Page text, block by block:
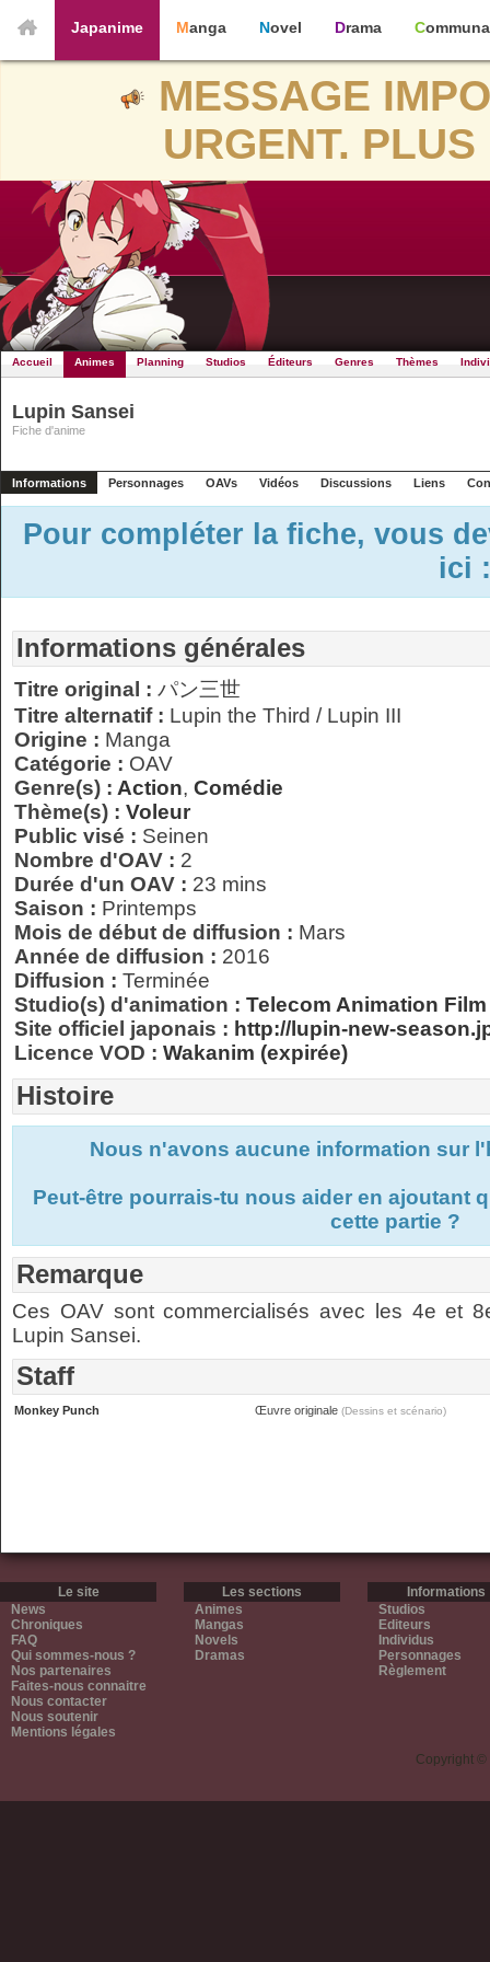
Japanime Manga Novel Drama
MESSAGE
URGENT.
Accueil Animes Planning Studios Éditeurs Genres Thèmes
Lupin Sansei
Fiche d'anime
Informations Personnages OAVs Vidéos Discussions Liens
Pour compléter la fiche, vous
ici
Informations générales
Titre original : パン三世
Titre alternatif : Lupin the Third / Lupin III
Origine : Manga
Catégorie : OAV
Genre(s) : Action, Comédie
Thème(s) : Voleur
Public visé : Seinen
Nombre d'OAV : 2
Durée d'un OAV : 23 mins
Saison : Printemps
Mois de début de diffusion : Mars
Année de diffusion : 2016
Diffusion : Terminée
Studio(s) d'animation : Telecom Animation Film
Site officiel japonais : http://lupin-new-
Licence VOD : Wakanim (expirée)
Histoire
Nous n'avons aucune information sur
Peut-être pourrais-tu nous aider en ajoutant
cette partie ?
Remarque
Ces OAV sont commercialisés avec les 4e et
Lupin Sansei.
Staff
Monkey Punch Œuvre originale (Dessins et scénario)
Le site
News
Chroniques
FAQ
Qui sommes-nous ?
Nos partenaires
Faites-nous connaitre
Nous contacter
Nous soutenir
Mentions légales
Les sections
Animes
Mangas
Novels
Dramas
Informations
Studios
Editeurs
Individus
Personnages
Règlement
Copyright ©